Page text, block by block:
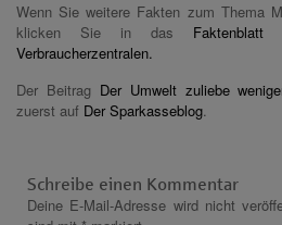
Wenn Sie weitere Fakten zum Thema
klicken Sie in das
Verbraucherzentralen.
Der Beitrag Der Umwelt zuliebe
zuerst auf Der Sparkasseblog.
Schreibe einen Kommentar
Deine E-Mail-Adresse wird nicht